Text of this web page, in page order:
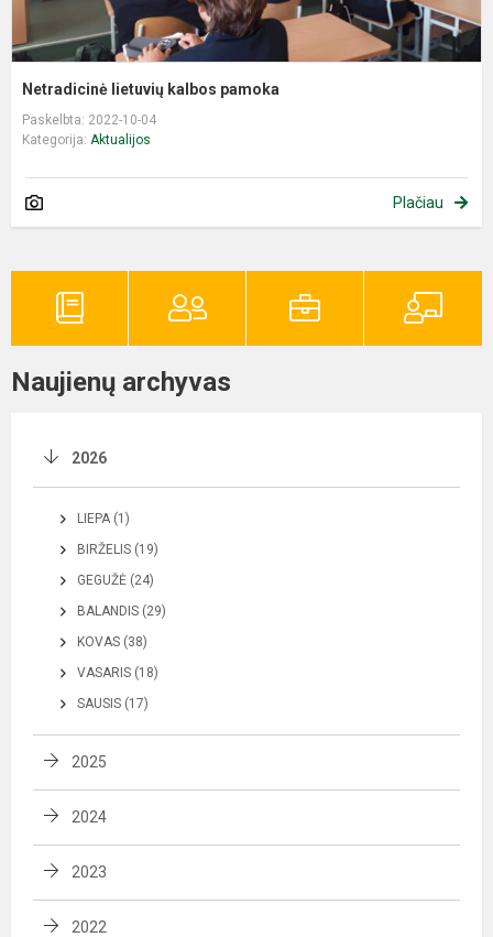
Netradicinė lietuvių kalbos pamoka
Paskelbta: 2022-10-04
Kategorija: Aktualijos
Plačiau
Naujienų archyvas
2026
LIEPA (1)
BIRŽELIS (19)
GEGUŽĖ (24)
BALANDIS (29)
KOVAS (38)
VASARIS (18)
SAUSIS (17)
2025
2024
2023
2022